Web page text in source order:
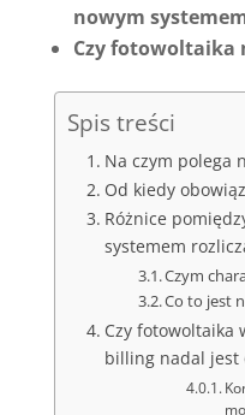
nowym
Czy fotowoltaika
Spis treści
Na czym polega
Od kiedy
Różnice
systemem
Czym
Co to jest
Czy fotowoltaika
billing nadal jest